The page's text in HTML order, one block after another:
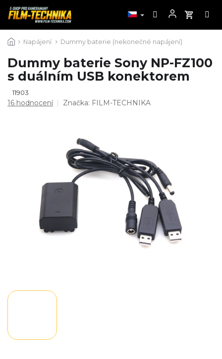
na
Napájení Dummy baterie (nekonečné napájení)
Dummy baterie Sony NP-FZ100
s duálním USB konektorem
11903
Průměrné
16 hodnocení Značka: FILM-TECHNIKA